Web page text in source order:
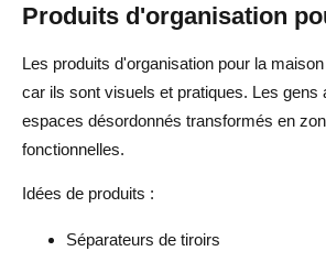
Produits d'organisation
Les produits d'organisation pour la
car ils sont visuels et pratiques. Les gens
espaces désordonnés transformés en
fonctionnelles.
Idées de produits :
Séparateurs de tiroirs